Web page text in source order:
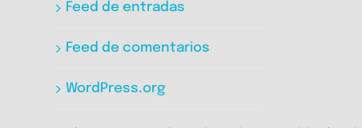
Feed de entradas
Feed de comentarios
WordPress.org